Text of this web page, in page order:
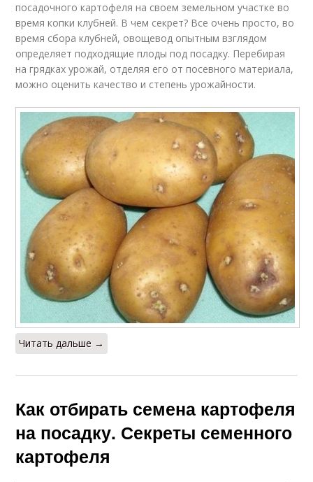
посадочного картофеля на своем земельном участке во
время копки клубней. В чем секрет? Все очень просто, во
время сбора клубней, овощевод опытным взглядом
определяет подходящие плоды под посадку. Перебирая
на грядках урожай, отделяя его от посевного материала,
можно оценить качество и степень урожайности.
Читать дальше →
Как отбирать семена картофеля
на посадку. Секреты семенного
картофеля